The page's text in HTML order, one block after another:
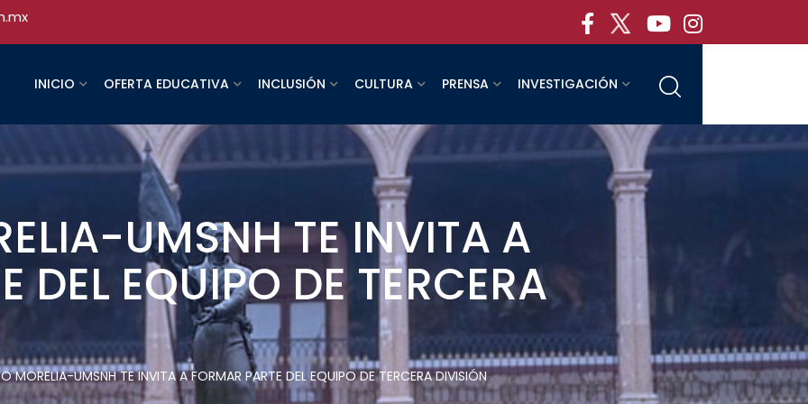
INICIO OFERTA EDUCATIVA INCLUSIÓN CULTURA PRENSA INVESTIGACIÓN
UMSNH TE INVITA A
DEL EQUIPO DE TERCERA
MORELIA-UMSNH TE INVITA A FORMAR PARTE DEL EQUIPO DE TERCERA DIVISIÓN